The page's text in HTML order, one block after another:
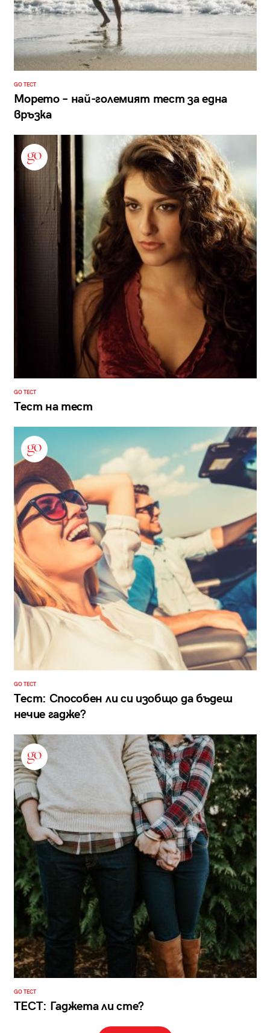
GO ТЕСТ
Морето – най-големият тест за една
връзка
GO ТЕСТ
Тест на тест
GO ТЕСТ
Тест: Способен ли си изобщо да бъдеш
нечие гадже?
GO ТЕСТ
ТЕСТ: Гаджета ли сте?